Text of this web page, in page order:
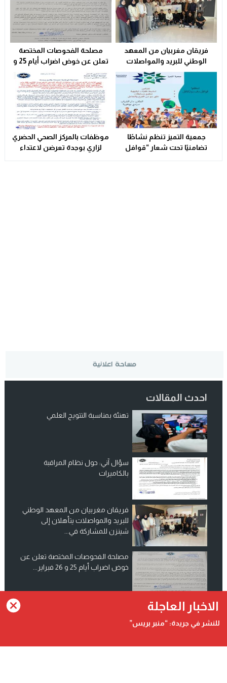
فريقان مغربيان من المعهد
الوطني للبريد والمواصلات
يتأهلان إلى شينزن للمشاركة في
المرحلة العالمية من
مسابقة Huawei ICT
Competition 2025-2026
مصلحة الفحوصات المختصة
تعلن عن خوض اضراب أيام 25 و
جمعية التميز تنظم نشاطًا
تضامنيًا تحت شعار “قوافل
موظفات بالمركز الصحي الحضري
لزاري بوجدة تعرضن لاعتداء
احدث المقالات
تهنئة بمناسبة التتويج العلمي
سؤال آني: حول نظام المراقبة
بالكاميرات
فريقان مغربيان من المعهد الوطني
للبريد والمواصلات يتأهلان إلى
شينزن للمشاركة في...
مصلحة الفحوصات المختصة تعلن عن
خوض اضراب أيام 25 و 26 فبراير...
انضم الينا على فيسبوك
الاخبار العاجلة
للنشر في جريدة: “منبر بريس”